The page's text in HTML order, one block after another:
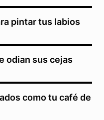
pintar tus labios
odian sus cejas
como tu café de